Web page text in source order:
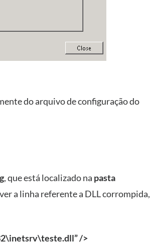
do arquivo de configuração do
, que está localizado na pasta
a linha referente a DLL corrompida,
” />